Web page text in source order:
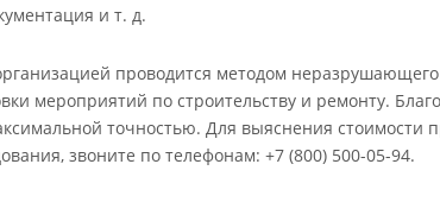
и т. д.
проводится методом
мероприятий по строительству и ремонту.
точностью. Для выяснения
звоните по телефонам: +7 (800) 500-05-94.